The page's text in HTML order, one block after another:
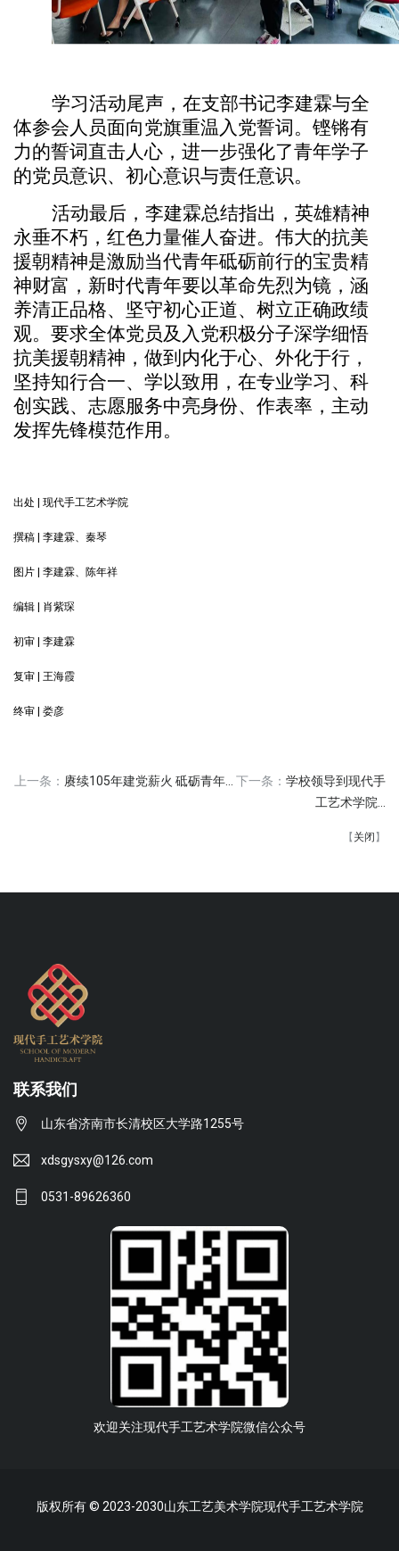
学习活动尾声，在支部书记李建霖与全
体参会人员面向党旗重温入党誓词。铿锵有
力的誓词直击人心，进一步强化了青年学子
的党员意识、初心意识与责任意识。
活动最后，李建霖总结指出，英雄精神
永垂不朽，红色力量催人奋进。伟大的抗美
援朝精神是激励当代青年砥砺前行的宝贵精
神财富，新时代青年要以革命先烈为镜，涵
养清正品格、坚守初心正道、树立正确政绩
观。要求全体党员及入党积极分子深学细悟
抗美援朝精神，做到内化于心、外化于行，
坚持知行合一、学以致用，在专业学习、科
创实践、志愿服务中亮身份、作表率，主动
发挥先锋模范作用。
出处 | 现代手工艺术学院
撰稿 | 李建霖、秦琴
图片 | 李建霖、陈年祥
编辑 | 肖紫琛
初审 | 李建霖
复审 | 王海霞
终审 | 娄彦
上一条： 赓续105年建党薪火 砥砺青年... 下一条： 学校领导到现代手
工艺术学院...
【 关闭 】
联系我们
山东省济南市长清校区大学路1255号
xdsgysxy@126.com
0531-89626360
欢迎关注现代手工艺术学院微信公众号
版权所有 © 2023-2030山东工艺美术学院现代手工艺术学院